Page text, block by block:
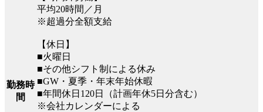
勤務時
間
平均20時間／月
※超過分全額支給
【休日】
■火曜日
■その他シフト制による休み
■GW・夏季・年末年始休暇
■年間休日120日（計画年休5日分含む）
※会社カレンダーによる